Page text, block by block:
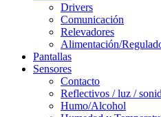
Drivers
Comunicación
Relevadores
Alimentación/
Pantallas
Sensores
Contacto
Reflectivos / luz /
Humo/Alcohol